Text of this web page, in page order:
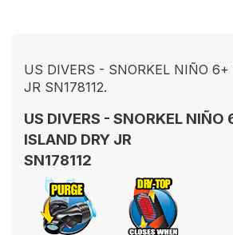
US DIVERS - SNORKEL NIÑO
JR SN178112.
US DIVERS - SNORKEL NIÑO
ISLAND DRY JR
SN178112